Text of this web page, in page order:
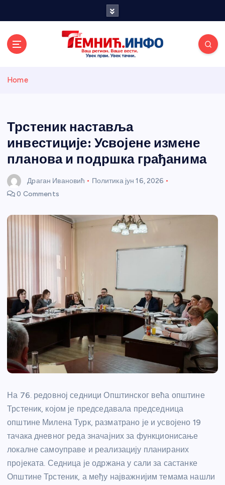
и портал
Home
Трстеник наставља
инвестиције: Усвојене измене
планова и подршка грађанима
Драган Ивановић Политика јун 16, 2026
0 Comments
На 76. редовној седници Општинског већа општине
Трстеник, којом је председавала председница
општине Милена Турк, разматрано је и усвојено 19
тачака дневног реда значајних за функционисање
локалне самоуправе и реализацију планираних
пројеката. Седница је одржана у сали за састанке
Општине Трстеник, а међу најважнијим темама нашли